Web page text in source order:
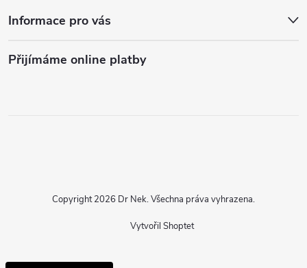
Informace pro vás
Přijímáme online platby
Vytvořil Shoptet
Copyright 2026 Dr Nek. Všechna práva vyhrazena.